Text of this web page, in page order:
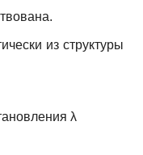
из структуры
λ